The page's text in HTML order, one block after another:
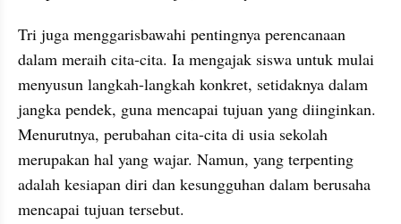
Tri juga menggarisbawahi pentingnya perencanaan
dalam meraih cita-cita. Ia mengajak siswa untuk mulai
menyusun langkah-langkah konkret, setidaknya dalam
jangka pendek, guna mencapai tujuan yang diinginkan.
Menurutnya, perubahan cita-cita di usia sekolah
merupakan hal yang wajar. Namun, yang terpenting
adalah kesiapan diri dan kesungguhan dalam berusaha
mencapai tujuan tersebut.